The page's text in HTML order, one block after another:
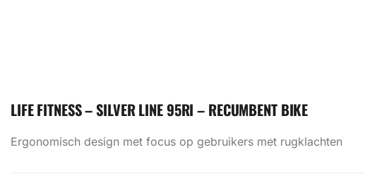
LIFE FITNESS – SILVER LINE 95RI – RECUMBENT BIKE
Ergonomisch design met focus op gebruikers met rugklachten